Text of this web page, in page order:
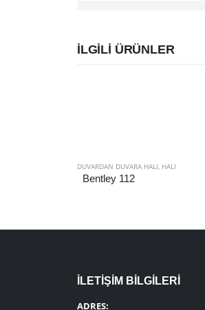
İLGILI ÜRÜNLER
DUVARDAN DUVARA HALI, HALI
Bentley 112
İLETİŞİM BİLGİLERİ
ADRES: